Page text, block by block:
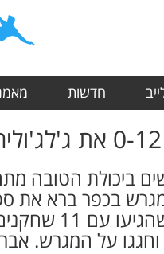
חדשות
בכפר ברא את
ג'לג'וליה
על המגרש.